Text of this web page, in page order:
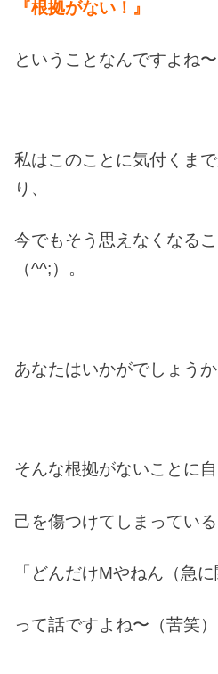
『根拠がない！』
ということなんですよね〜
私はこのことに気付くま
り、
今でもそう思えなくなる
（^^;）。
あなたはいかがでしょうか
そんな根拠がないことに
己を傷つけてしまっている
「どんだけMやねん（急に
って話ですよね〜（苦笑）